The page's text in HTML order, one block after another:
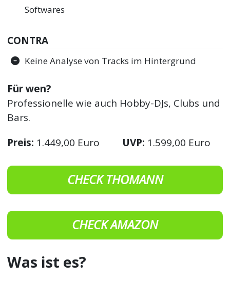
Softwares
CONTRA
Keine Analyse von Tracks im Hintergrund
Für wen?
Professionelle wie auch Hobby-DJs, Clubs und
Bars.
Preis: 1.449,00 Euro UVP: 1.599,00 Euro
CHECK THOMANN
CHECK AMAZON
Was ist es?